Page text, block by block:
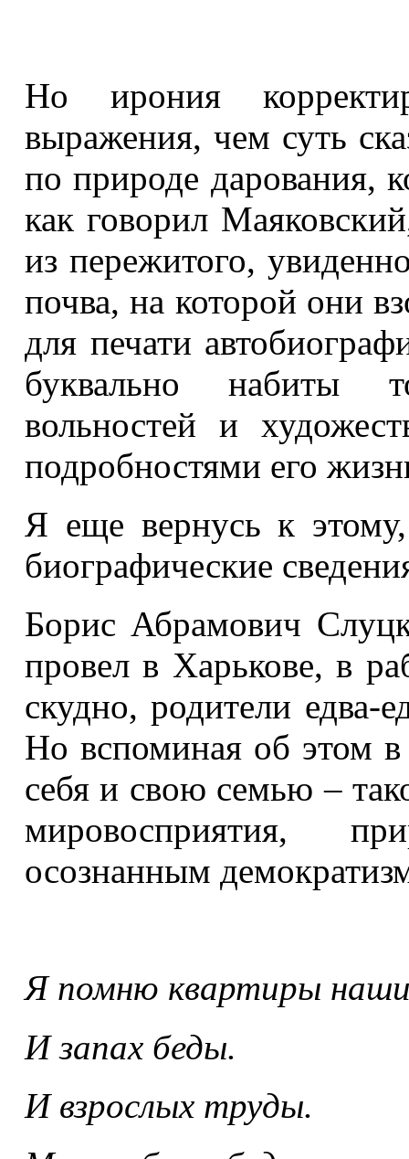
Но ирония
выражения, чем суть
по природе дарования,
как говорил
из пережитого,
почва, на которой они
для печати
буквально набиты
вольностей и
подробностями его
Я еще вернусь к
биографические
Борис Абрамович
провел в Харькове, в
скудно, родители едва-
Но вспоминая об этом в
себя и свою семью –
мировосприятия,
осознанным
Я помню квартиры наши
И запах беды.
И взрослых труды.